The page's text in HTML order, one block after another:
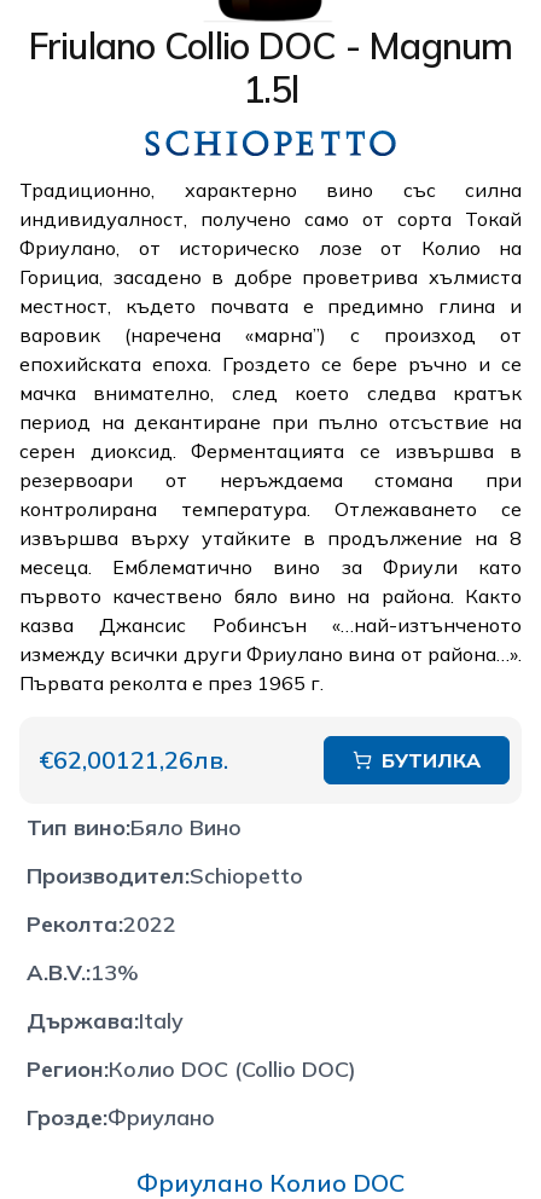
Friulano Collio DOC - Magnum
1.5l
Традиционно, характерно вино със силна
индивидуалност, получено само от сорта Токай
Фриулано, от историческо лозе от Колио на
Горициа, засадено в добре проветрива хълмиста
местност, където почвата е предимно глина и
варовик (наречена «марна”) с произход от
епохийската епоха. Гроздето се бере ръчно и се
мачка внимателно, след което следва кратък
период на декантиране при пълно отсъствие на
серен диоксид. Ферментацията се извършва в
резервоари от неръждаема стомана при
контролирана температура. Отлежаването се
извършва върху утайките в продължение на 8
месеца. Емблематично вино за Фриули като
първото качествено бяло вино на района. Както
казва Джансис Робинсън «…най-изтънченото
измежду всички други Фриулано вина от района…».
Първата реколта е през 1965 г.
€62,00121,26лв. БУТИЛКА
Тип вино:Бяло Вино
Производител:Schiopetto
Реколта:2022
A.B.V.:13%
Държава:Italy
Регион:Колио DOC (Collio DOC)
Грозде:Фриулано
Фриулано Колио DOC